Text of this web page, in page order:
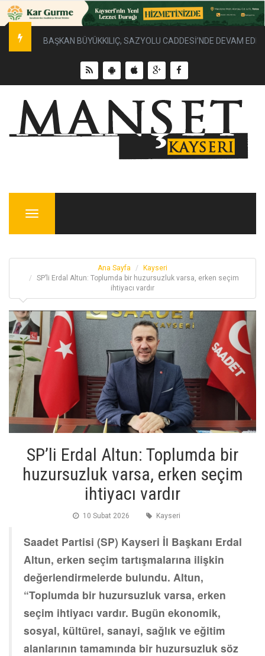
BAŞKAN BÜYÜKKILIÇ, SAZYOLU CADDESİ’NDE DEVAM
Menu
Ana Sayfa
Kayseri
SP’li Erdal Altun: Toplumda bir huzursuzluk varsa, erken seçim
ihtiyacı vardır
SP’li Erdal Altun: Toplumda bir
huzursuzluk varsa, erken seçim
ihtiyacı vardır
10 Subat 2026 Kayseri
Saadet Partisi (SP) Kayseri İl Başkanı Erdal
Altun, erken seçim tartışmalarına ilişkin
değerlendirmelerde bulundu. Altun,
“Toplumda bir huzursuzluk varsa, erken
seçim ihtiyacı vardır. Bugün ekonomik,
sosyal, kültürel, sanayi, sağlık ve eğitim
alanlarının tamamında bir huzursuzluk söz